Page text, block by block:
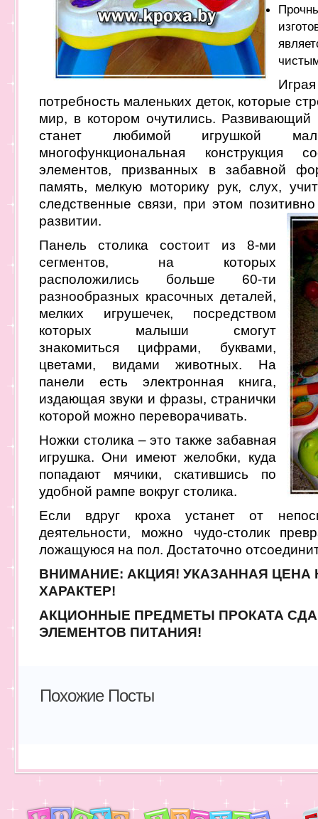
потребность маленьких деток, которые
мир, в котором очутились. Развивающий
станет любимой игрушкой
многофункциональная конструкция
элементов, призванных в забавной
память, мелкую моторику рук, слух,
следственные связи, при этом
развитии.
Панель столика состоит из 8-ми
сегментов, на которых
расположились больше 60-ти
разнообразных красочных деталей,
мелких игрушечек, посредством
которых малыши смогут
знакомиться цифрами, буквами,
цветами, видами животных. На
панели есть электронная книга,
издающая звуки и фразы, странички
которой можно переворачивать.
Ножки столика – это также забавная
игрушка. Они имеют желобки, куда
попадают мячики, скатившись по
удобной рампе вокруг столика.
Если вдруг кроха устанет от
деятельности, можно чудо-столик
ложащуюся на пол. Достаточно
ВНИМАНИЕ: АКЦИЯ! УКАЗАННАЯ
ХАРАКТЕР!
АКЦИОННЫЕ ПРЕДМЕТЫ ПРОКАТА
ЭЛЕМЕНТОВ ПИТАНИЯ!
Похожие Посты